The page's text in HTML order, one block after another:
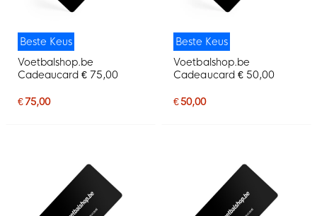
Beste Keus
Voetbalshop.be
Cadeaucard € 75,00
€ 75,00
Beste Keus
Voetbalshop.be
Cadeaucard € 50,00
€ 50,00